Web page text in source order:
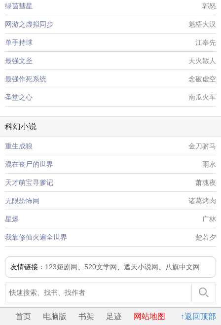
绿茵彗星 郭怒
网游之虚拟同步 魁梧大汉
单手持球 江奉先
最强文圣 天火散人
最强作死系统 念破虚空
圣堂之心 南瓜火车
科幻小说
重生成狼 金刀驸马
混在丧尸的世界 雨水
天才萌宝寻爹记 萧魂夜
无限恐怖网 诸葛烤肉
星爆 广林
我靠修仙火遍全世界 楚若夕
友情链接： 123短剧网 520文学网 遮天小说网 八旗中文网
↑返回顶部
首页 电脑版 书架 足迹 网站地图